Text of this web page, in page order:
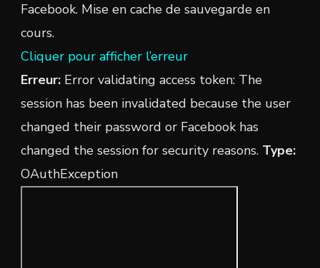
Facebook. Mise en cache de sauvegarde en
cours.
Cliquer pour afficher l’erreur
Erreur: Error validating access token: The
session has been invalidated because the user
changed their password or Facebook has
changed the session for security reasons. Type:
OAuthException